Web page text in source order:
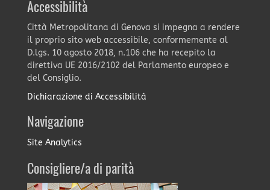
Accessibilità
Città Metropolitana di Genova si impegna a rendere
il proprio sito web accessibile, conformemente al
D.lgs. 10 agosto 2018, n.106 che ha recepito la
direttiva UE 2016/2102 del Parlamento europeo e
del Consiglio.
Dichiarazione di Accessibilità
Navigazione
Site Analytics
Consigliere/a di parità